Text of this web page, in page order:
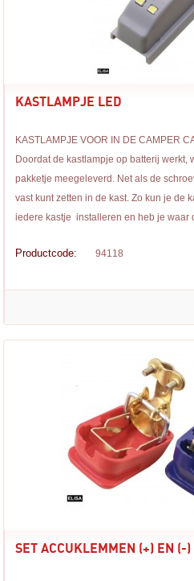
KASTLAMPJE LED
KASTLAMPJE VOOR IN DE CAMPER
Doordat de kastlampje op batterij werkt,
pakketje meegeleverd. Net als de
vast kunt zetten in de kast. Zo kun je de
iedere kastje installeren en heb je waar
Productcode: 94118
SET ACCUKLEMMEN (+) EN (-